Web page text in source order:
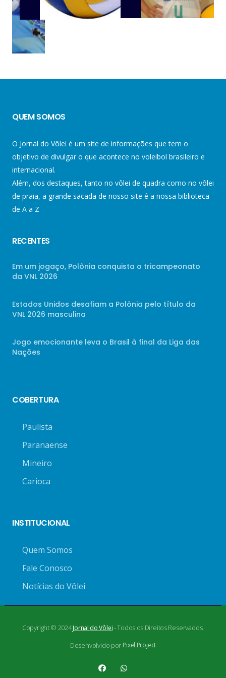
QUEM SOMOS
O Jornal do Vôlei é um site de informações que tem o
objetivo de divulgar o que acontece no voleibol brasileiro e
internacional.
Além, dos destaques, tanto no vôlei de quadra como no vôlei
de praia, a grande sacada de nosso site é a nossa biblioteca
de A a Z
RECENTES
Em um jogaço, Polônia conquista o tricampeonato
da VNL 2026
Estados Unidos desafiam a Polônia pelo título da
VNL 2026 masculina
Jogo emocionante leva o Brasil à final da Liga das
Nações
COBERTURA
Paulista
Paranaense
Mineiro
Carioca
INSTITUCIONAL
Quem Somos
Fale Conosco
Notícias do Vôlei
Copyright © 2024Jornal do Vôlei- Todos os Direitos Reservados.
Desenvolvido por Pixel Project